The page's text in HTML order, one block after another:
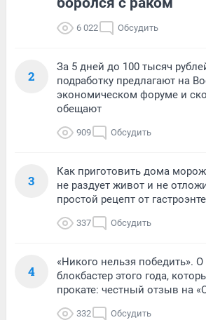
6 022 Обсудить
2
За 5 дней до 100 тысяч
подработку предлагают на
экономическом форуме и
обещают
909 Обсудить
3
Как приготовить дома
не раздует живот и не
простой рецепт от
337 Обсудить
4
«Никого нельзя победить».
блокбастер этого года,
прокате: честный отзыв на
332 Обсудить